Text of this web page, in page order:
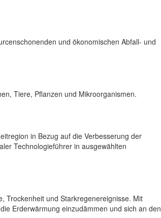
und ökonomischen Abfall- und
Tiere, Pflanzen und Mikroorganismen.
in Bezug auf die Verbesserung der
Technologieführer in ausgewählten
Trockenheit und Starkregenereignisse. Mit
Erderwärmung einzudämmen und sich an den